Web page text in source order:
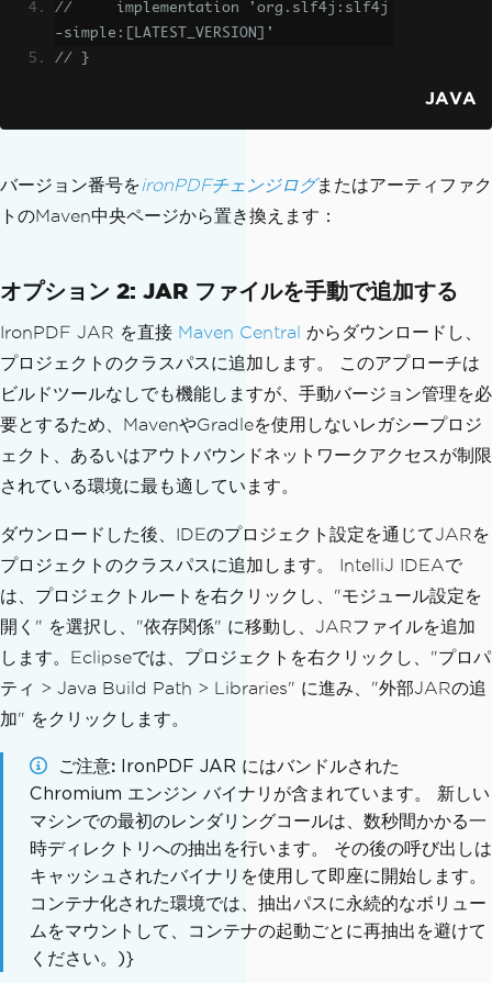
//     implementation 'org.slf4j:slf4j
-simple:[LATEST_VERSION]'
// }
JAVA
バージョン番号をironPDFチェンジログまたはアーティファク
トのMaven中央ページから置き換えます：
オプション 2: JAR ファイルを手動で追加する
IronPDF JAR を直接 Maven Central からダウンロードし、
プロジェクトのクラスパスに追加します。 このアプローチは
ビルドツールなしでも機能しますが、手動バージョン管理を必
要とするため、MavenやGradleを使用しないレガシープロジ
ェクト、あるいはアウトバウンドネットワークアクセスが制限
されている環境に最も適しています。
ダウンロードした後、IDEのプロジェクト設定を通じてJARを
プロジェクトのクラスパスに追加します。 IntelliJ IDEAで
は、プロジェクトルートを右クリックし、"モジュール設定を
開く" を選択し、"依存関係" に移動し、JARファイルを追加
します。Eclipseでは、プロジェクトを右クリックし、"プロパ
ティ > Java Build Path > Libraries" に進み、"外部JARの追
加" をクリックします。
ご注意
IronPDF JAR にはバンドルされた
Chromium エンジン バイナリが含まれています。 新しい
マシンでの最初のレンダリングコールは、数秒間かかる一
時ディレクトリへの抽出を行います。 その後の呼び出しは
キャッシュされたバイナリを使用して即座に開始します。
コンテナ化された環境では、抽出パスに永続的なボリュー
ムをマウントして、コンテナの起動ごとに再抽出を避けて
ください。)}